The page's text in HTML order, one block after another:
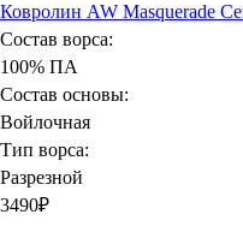
Ковролин AW Masquerade
Состав ворса:
100% ПА
Состав основы:
Войлочная
Тип ворса:
Разрезной
3490₽